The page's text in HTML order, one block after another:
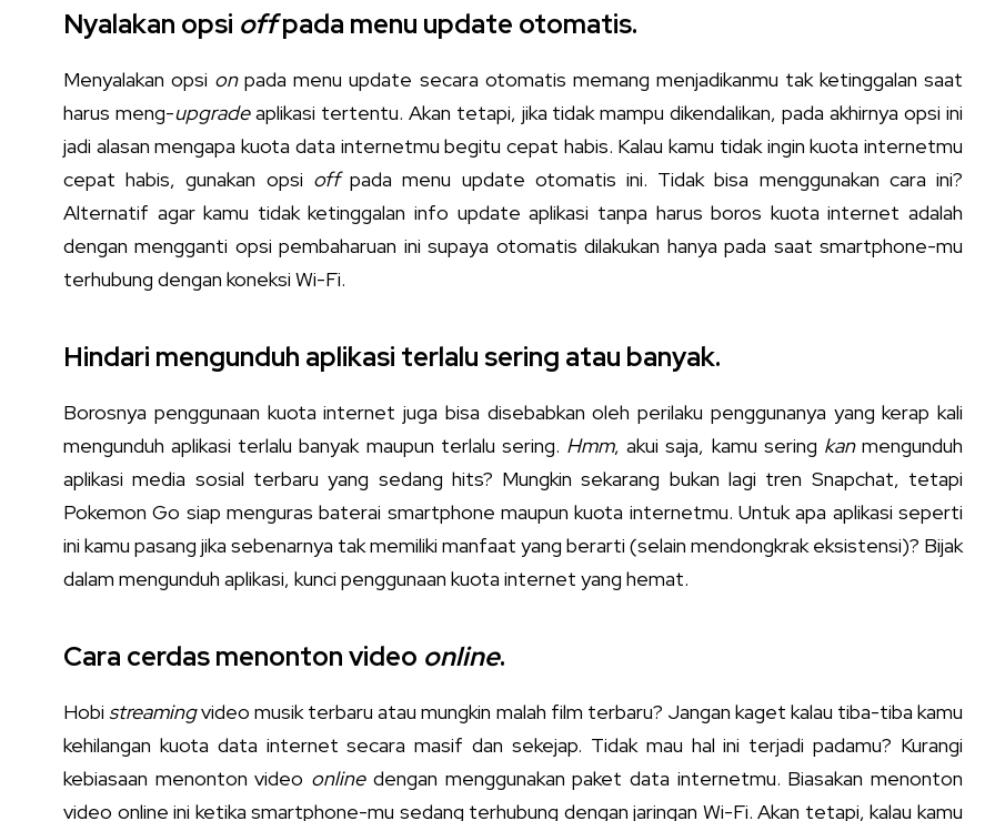
Nyalakan opsi offpada menu update otomatis.
Menyalakan opsi onpada menu update secara otomatis memang menjadikanmu tak ketinggalan saat
harus meng-upgradeaplikasi tertentu. Akan tetapi, jika tidak mampu dikendalikan, pada akhirnya opsi ini
jadi alasan mengapa kuota data internetmu begitu cepat habis. Kalau kamu tidak ingin kuota internetmu
cepat habis, gunakan opsi offpada menu update otomatis ini. Tidak bisa menggunakan cara ini?
Alternatif agar kamu tidak ketinggalan info update aplikasi tanpa harus boros kuota internet adalah
dengan mengganti opsi pembaharuan ini supaya otomatis dilakukan hanya pada saat smartphone-mu
terhubung dengan koneksi Wi-Fi.
Hindari mengunduh aplikasi terlalu sering atau banyak.
Borosnya penggunaan kuota internet juga bisa disebabkan oleh perilaku penggunanya yang kerap kali
mengunduh aplikasi terlalu banyak maupun terlalu sering. Hmm, akui saja, kamu sering kanmengunduh
aplikasi media sosial terbaru yang sedang hits? Mungkin sekarang bukan lagi tren Snapchat, tetapi
Pokemon Go siap menguras baterai smartphone maupun kuota internetmu. Untuk apa aplikasi seperti
ini kamu pasang jika sebenarnya tak memiliki manfaat yang berarti (selain mendongkrak eksistensi)? Bijak
dalam mengunduh aplikasi, kunci penggunaan kuota internet yang hemat.
Cara cerdas menonton video online.
Hobistreamingvideo musik terbaru atau mungkin malah film terbaru? Jangan kaget kalau tiba-tiba kamu
kehilangan kuota data internet secara masif dan sekejap. Tidak mau hal ini terjadi padamu? Kurangi
kebiasaan menonton video onlinedengan menggunakan paket data internetmu. Biasakan menonton
video online ini ketika smartphone-mu sedang terhubung dengan jaringan Wi-Fi. Akan tetapi, kalau kamu